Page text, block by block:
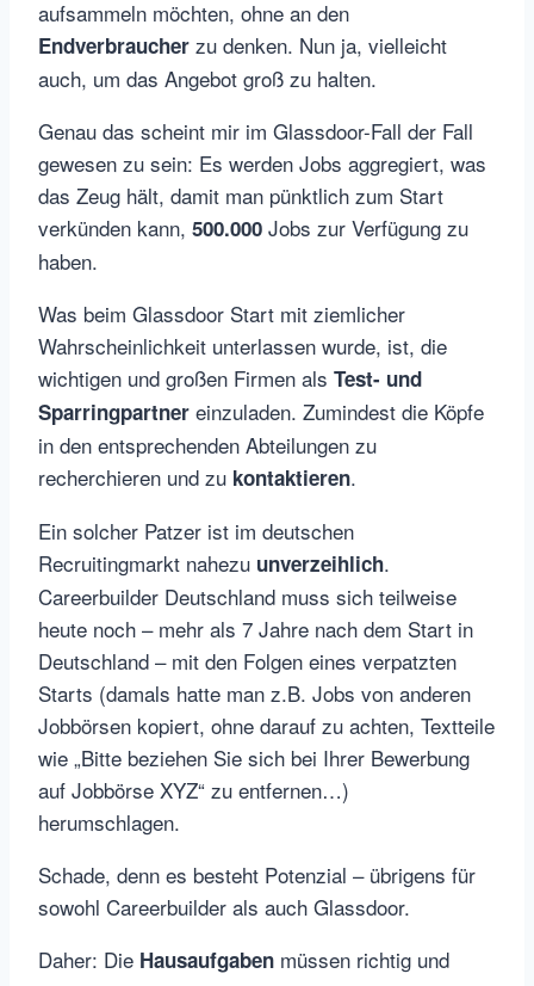
aufsammeln möchten, ohne an den
Endverbraucher zu denken. Nun ja, vielleicht
auch, um das Angebot groß zu halten.
Genau das scheint mir im Glassdoor-Fall der Fall
gewesen zu sein: Es werden Jobs aggregiert, was
das Zeug hält, damit man pünktlich zum Start
verkünden kann, 500.000 Jobs zur Verfügung zu
haben.
Was beim Glassdoor Start mit ziemlicher
Wahrscheinlichkeit unterlassen wurde, ist, die
wichtigen und großen Firmen als Test- und
Sparringpartner einzuladen. Zumindest die Köpfe
in den entsprechenden Abteilungen zu
recherchieren und zu kontaktieren.
Ein solcher Patzer ist im deutschen
Recruitingmarkt nahezu unverzeihlich.
Careerbuilder Deutschland muss sich teilweise
heute noch – mehr als 7 Jahre nach dem Start in
Deutschland – mit den Folgen eines verpatzten
Starts (damals hatte man z.B. Jobs von anderen
Jobbörsen kopiert, ohne darauf zu achten, Textteile
wie „Bitte beziehen Sie sich bei Ihrer Bewerbung
auf Jobbörse XYZ“ zu entfernen…)
herumschlagen.
Schade, denn es besteht Potenzial – übrigens für
sowohl Careerbuilder als auch Glassdoor.
Daher: Die Hausaufgaben müssen richtig und